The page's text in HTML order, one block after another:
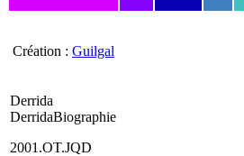
Création : Guilgal
Derrida
DerridaBiographie
2001.OT.JQD